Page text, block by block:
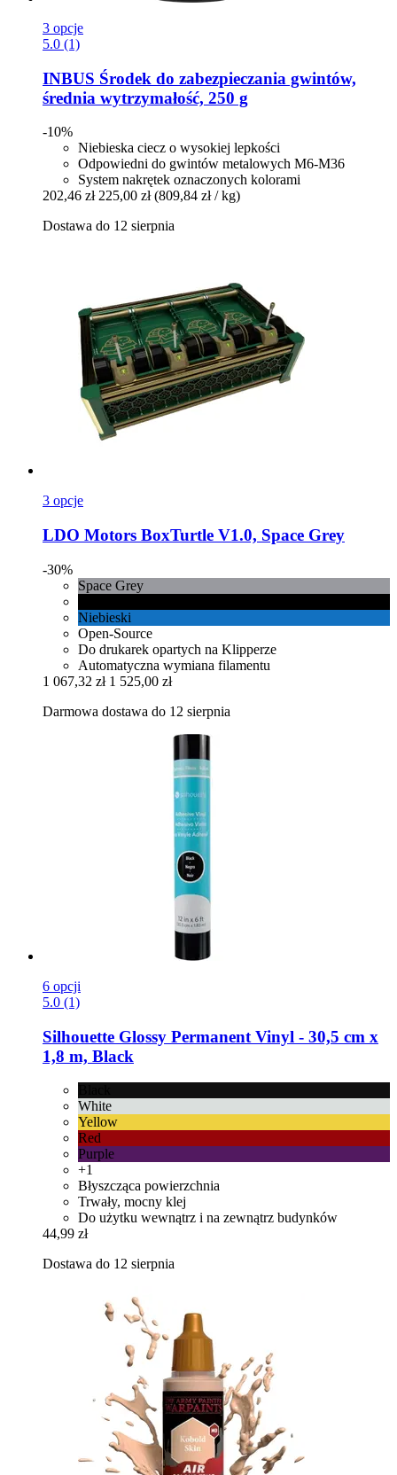
3 opcje
5.0 (1)
INBUS Środek do zabezpieczania gwintów,
średnia wytrzymałość, 250 g
-10%
Niebieska ciecz o wysokiej lepkości
Odpowiedni do gwintów metalowych M6-M36
System nakrętek oznaczonych kolorami
202,46 zł 225,00 zł (809,84 zł / kg)
Dostawa do 12 sierpnia
3 opcje
LDO Motors BoxTurtle V1.0, Space Grey
-30%
Space Grey
Niebieski
Open-Source
Do drukarek opartych na Klipperze
Automatyczna wymiana filamentu
1 067,32 zł 1 525,00 zł
Darmowa dostawa do 12 sierpnia
6 opcji
5.0 (1)
Silhouette Glossy Permanent Vinyl -​ 30,5 cm x
1,8 m, Black
White
Yellow
Red
Purple
+1
Błyszcząca powierzchnia
Trwały, mocny klej
Do użytku wewnątrz i na zewnątrz budynków
44,99 zł
Dostawa do 12 sierpnia